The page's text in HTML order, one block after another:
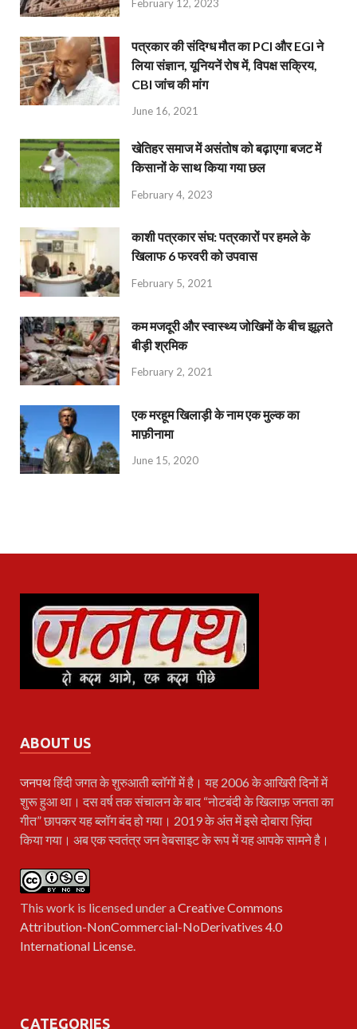
February 12, 2023
पत्रकार की संदिग्ध मौत का PCI और EGI ने
लिया संज्ञान, यूनियनें रोष में, विपक्ष सक्रिय,
CBI जांच की मांग
June 16, 2021
खेतिहर समाज में असंतोष को बढ़ाएगा बजट में
किसानों के साथ किया गया छल
February 4, 2023
काशी पत्रकार संघ: पत्रकारों पर हमले के
खिलाफ 6 फरवरी को उपवास
February 5, 2021
कम मजदूरी और स्वास्थ्य जोखिमों के बीच झूलते
बीड़ी श्रमिक
February 2, 2021
एक मरहूम खिलाड़ी के नाम एक मुल्क का
माफ़ीनामा
June 15, 2020
ABOUT US
जनपथहिंदी जगत के शुरुआती ब्लॉगों में है। यह 2006 के आखिरी दिनों में
शुरू हुआ था। दस वर्ष तक संचालन के बाद “नोटबंदी के खिलाफ़ जनता का
गीत” छापकर यह ब्लॉग बंद हो गया। 2019 के अंत में इसे दोबारा ज़िंदा
किया गया। अब एक स्वतंत्र जन वेबसाइट के रूप में यह आपके सामने है।
This work is licensed under aCreative Commons
Attribution-NonCommercial-NoDerivatives 4.0
International License
CATEGORIES